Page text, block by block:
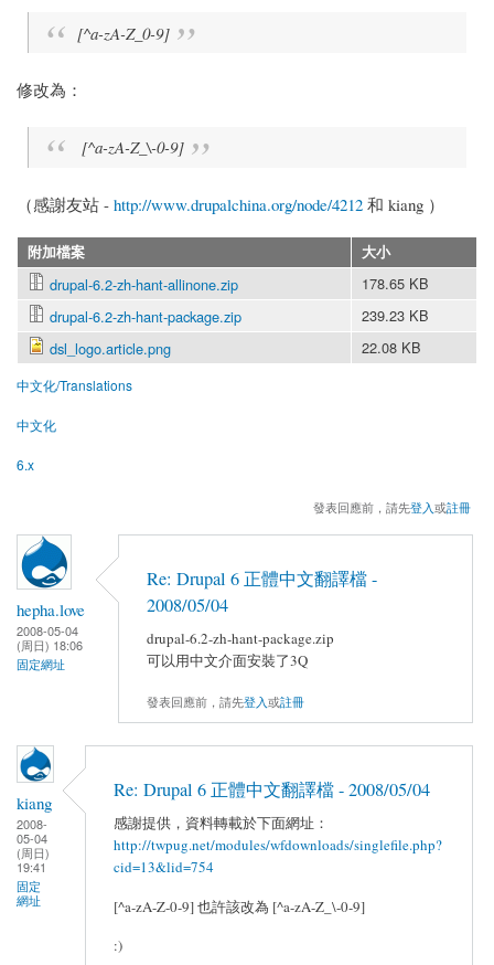
[^a-zA-Z_0-9]
修改為：
[^a-zA-Z_\-0-9]
（感謝友站 - http://www.drupalchina.org/node/4212 和 kiang ）
附加檔案 大小
drupal-6.2-zh-hant-allinone.zip
178.65 KB
drupal-6.2-zh-hant-package.zip
239.23 KB
dsl_logo.article.png
22.08 KB
中文化/Translations
中文化
6.x
發表回應前，請先登入或註冊
hepha.love
2008-05-04
(周日) 18:06
固定網址
Re: Drupal 6 正體中文翻譯檔 -
2008/05/04
drupal-6.2-zh-hant-package.zip
可以用中文介面安裝了3Q
發表回應前，請先登入或註冊
kiang
2008-
05-04
(周日)
19:41
固定
網址
Re: Drupal 6 正體中文翻譯檔 - 2008/05/04
感謝提供，資料轉載於下面網址：
http://twpug.net/modules/wfdownloads/singlefile.php?
cid=13&lid=754
[^a-zA-Z-0-9] 也許該改為 [^a-zA-Z_\-0-9]
:)